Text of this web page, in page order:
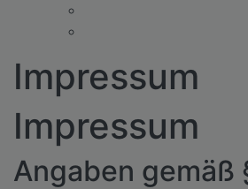
Impressum
Impressum
Angaben gemäß